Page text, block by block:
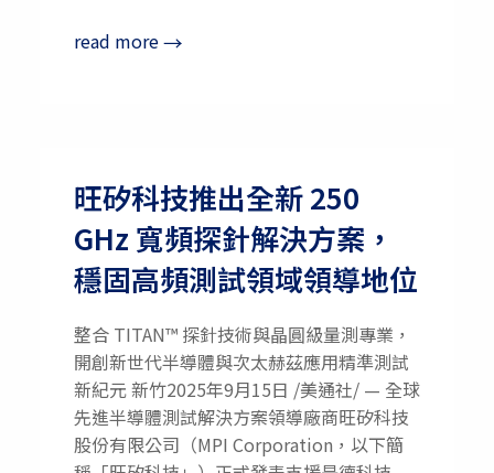
read more→
旺矽科技推出全新 250
GHz 寬頻探針解決方案，
穩固高頻測試領域領導地位
整合 TITAN™ 探針技術與晶圓級量測專業，
開創新世代半導體與次太赫茲應用精準測試
新紀元 新竹2025年9月15日 /美通社/ — 全球
先進半導體測試解決方案領導廠商旺矽科技
股份有限公司（MPI Corporation，以下簡